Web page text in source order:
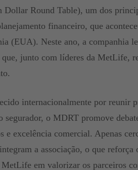
Round Table), um dos
financeiro, que
(EUA). Neste ano, a companhia
junto com líderes da MetLife,
internacionalmente por reunir
segurador, o MDRT promove
e excelência comercial. Apenas
a associação, o que
em valorizar os parceiros